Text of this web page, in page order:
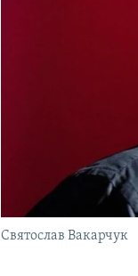
Святослав Вакарчук